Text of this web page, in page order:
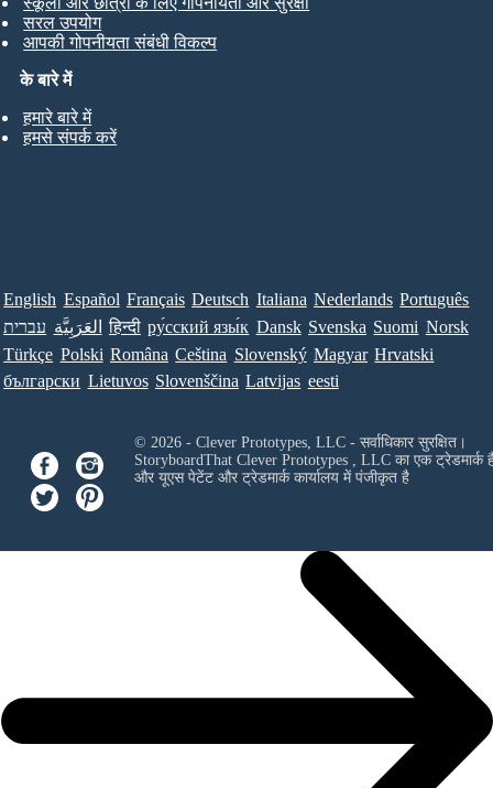
के बारे में
हमारे बारे में
हमसे संपर्क करें
सरल उपयोग
आपकी गोपनीयता संबंधी विकल्प
English Español Français Deutsch Italiana Nederlands Português
עברית العَرَبِيَّة हिन्दी ру́сский язы́к Dansk Svenska Suomi Norsk
Türkçe Polski Româna Ceština Slovenský Magyar Hrvatski
български Lietuvos Slovenščina Latvijas eesti
© 2026 - Clever Prototypes, LLC - सर्वाधिकार सुरक्षित।
StoryboardThat Clever Prototypes , LLCका एक ट्रेडमार्क
और यूएस पेटेंट और ट्रेडमार्क कार्यालय में पंजीकृत है